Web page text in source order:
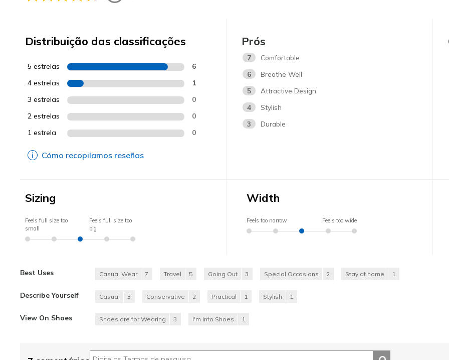
Distribuição das classificações
5 estrelas 6
4 estrelas 1
3 estrelas 0
2 estrelas 0
1 estrela 0
Cómo recopilamos reseñas
Prós
7
Comfortable
6
Breathe Well
5
Attractive Design
4
Stylish
3
Durable
Sizing
Feels full size too
small
Feels full size too
big
Width
Feels too narrow Feels too wide
Best Uses Casual Wear 7 Travel 5 Going Out 3 Special Occasions 2 Stay at home 1
Describe Yourself Casual 3 Conservative 2 Practical 1 Stylish 1
View On Shoes Shoes are for Wearing 3 I'm Into Shoes 1